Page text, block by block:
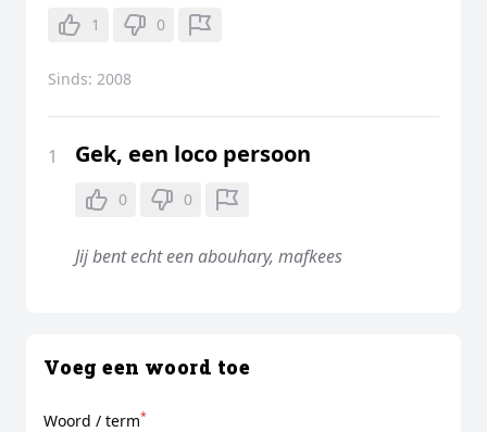
1 0
Sinds: 2008
1 Gek, een loco persoon
0 0
Jij bent echt een abouhary, mafkees
Voeg een woord toe
Woord / term*